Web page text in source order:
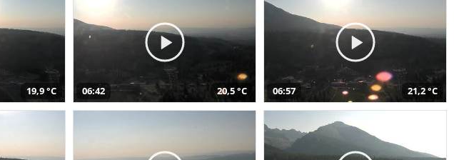
19,9 °C 06:42 20,5 °C 06:57 21,2 °C